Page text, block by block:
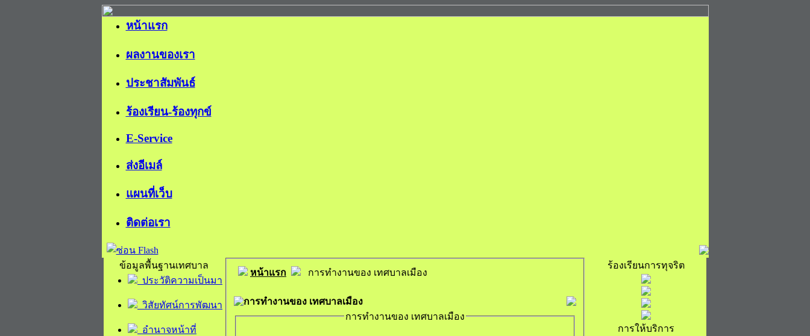
หน้าแรก
ผลงานของเรา
ประชาสัมพันธ์
ร้องเรียน-ร้องทุกข์
E-Service
ส่งอีเมล์
แผนที่เว็บ
ติดต่อเรา
ข้อมูลพื้นฐานเทศบาล
ประวัติความเป็นมา
วิสัยทัศน์การพัฒนา
อำนาจหน้าที่
หน้าแรก การทำงานของ เทศบาลเมือง
การทำงานของ เทศบาลเมือง
การทำงานของ เทศบาลเมือง
ร้องเรียนการทุจริต
การให้บริการ